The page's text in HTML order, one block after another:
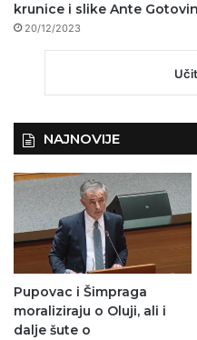
krunice i slike Ante
20/12/2023
NAJNOVIJE
Pupovac i Šimpraga
moraliziraju o Oluji, ali i
dalje šute o